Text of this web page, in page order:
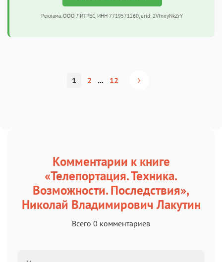
Реклама. ООО ЛИТРЕС, ИНН 7719571260, erid: 2VfnxyNkZrY
1 2 ... 12
Комментарии к книге
«Телепортация. Техника.
Возможности. Последствия»,
Николай Владимирович Лакутин
Всего 0 комментариев